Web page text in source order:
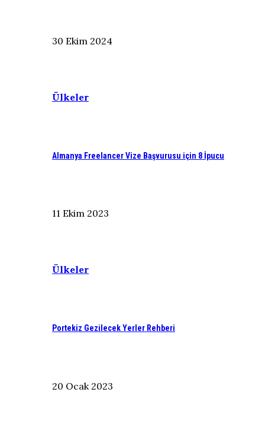
30 Ekim 2024
Ülkeler
Almanya Freelancer Vize Başvurusu için 8 İpucu
11 Ekim 2023
Ülkeler
Portekiz Gezilecek Yerler Rehberi
20 Ocak 2023